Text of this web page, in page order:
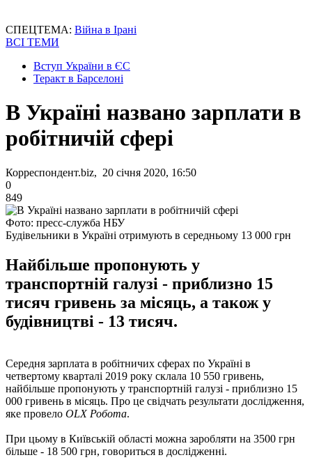
СПЕЦТЕМА: Війна в Ірані
ВСІ ТЕМИ
Вступ України в ЄС
Теракт в Барселоні
В Україні названо зарплати в
робітничій сфері
Корреспондент.biz, 20 січня 2020, 16:50
0
849
Фото: пресс-служба НБУ
Будівельники в Україні отримують в середньому 13 000 грн
Найбільше пропонують у
транспортній галузі - приблизно 15
тисяч гривень за місяць, а також у
будівництві - 13 тисяч.
Середня зарплата в робітничих сферах по Україні в
четвертому кварталі 2019 року склала 10 550 гривень,
найбільше пропонують у транспортній галузі - приблизно 15
000 гривень в місяць. Про це свідчать результати дослідження,
яке провело OLX Робота.
При цьому в Київській області можна заробляти на 3500 грн
більше - 18 500 грн, говориться в дослідженні.